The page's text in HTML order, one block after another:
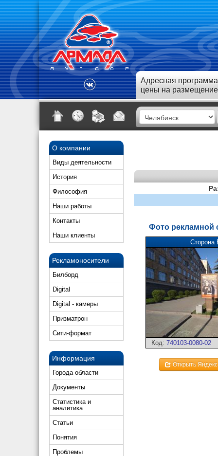
Адресная
цены на размещение
О компании
Виды деятельности
История
Философия
Наши работы
Контакты
Наши клиенты
Рекламоносители
Билборд
Digital
Digital - камеры
Призматрон
Сити-формат
Информация
Города области
Документы
Статистика и
аналитика
Статьи
Понятия
Проблемы
Фото рекламной
Сторона
Код: 740103-0080-02
Открыть